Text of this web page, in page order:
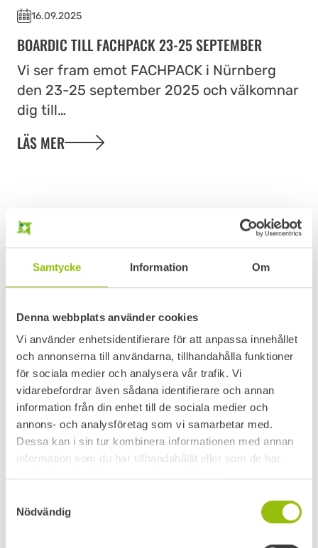
Samtycke Information Om
Denna webbplats använder cookies
Vi använder enhetsidentifierare för att anpassa innehållet
och annonserna till användarna, tillhandahålla funktioner
för sociala medier och analysera vår trafik. Vi
vidarebefordrar även sådana identifierare och annan
information från din enhet till de sociala medier och
annons- och analysföretag som vi samarbetar med.
Dessa kan i sin tur kombinera informationen med annan
information som du har tillhandahållit eller som de har
Nödvändig
16.09.2025
BOARDIC TILL FACHPACK 23-25 SEPTEMBER
Vi ser fram emot FACHPACK i Nürnberg
den 23-25 september 2025 och välkomnar
dig till…
LÄS MER
15.06.2025
GLAD SOMMAR
Boardic vill önska er en riktigt trevlig
sommar! Vi kommer vara tillgängliga större